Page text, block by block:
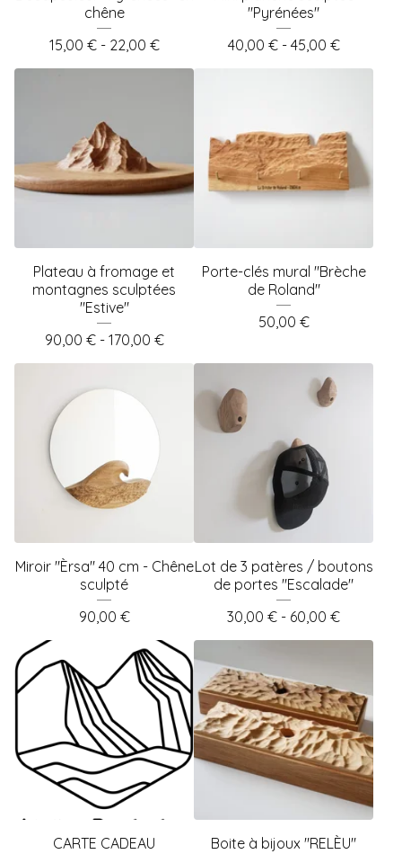
chêne
15,00 €- 22,00 €
"Pyrénées"
40,00 €- 45,00 €
Plateau à fromage et
montagnes sculptées
"Estive"
90,00 €- 170,00 €
Porte-clés mural "Brèche
de Roland"
50,00 €
Miroir "Èrsa" 40 cm - Chêne
sculpté
90,00 €
Lot de 3 patères / boutons
de portes "Escalade"
30,00 € - 60,00 €
CARTE CADEAU
Boite à bijoux "RELÈU"